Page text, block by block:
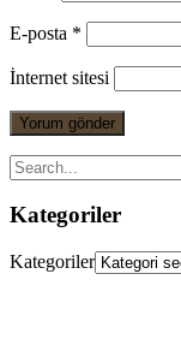
E-posta *
İnternet sitesi
Kategoriler
Kategoriler